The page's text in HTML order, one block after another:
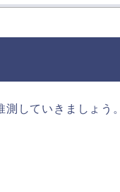
していきましょう。